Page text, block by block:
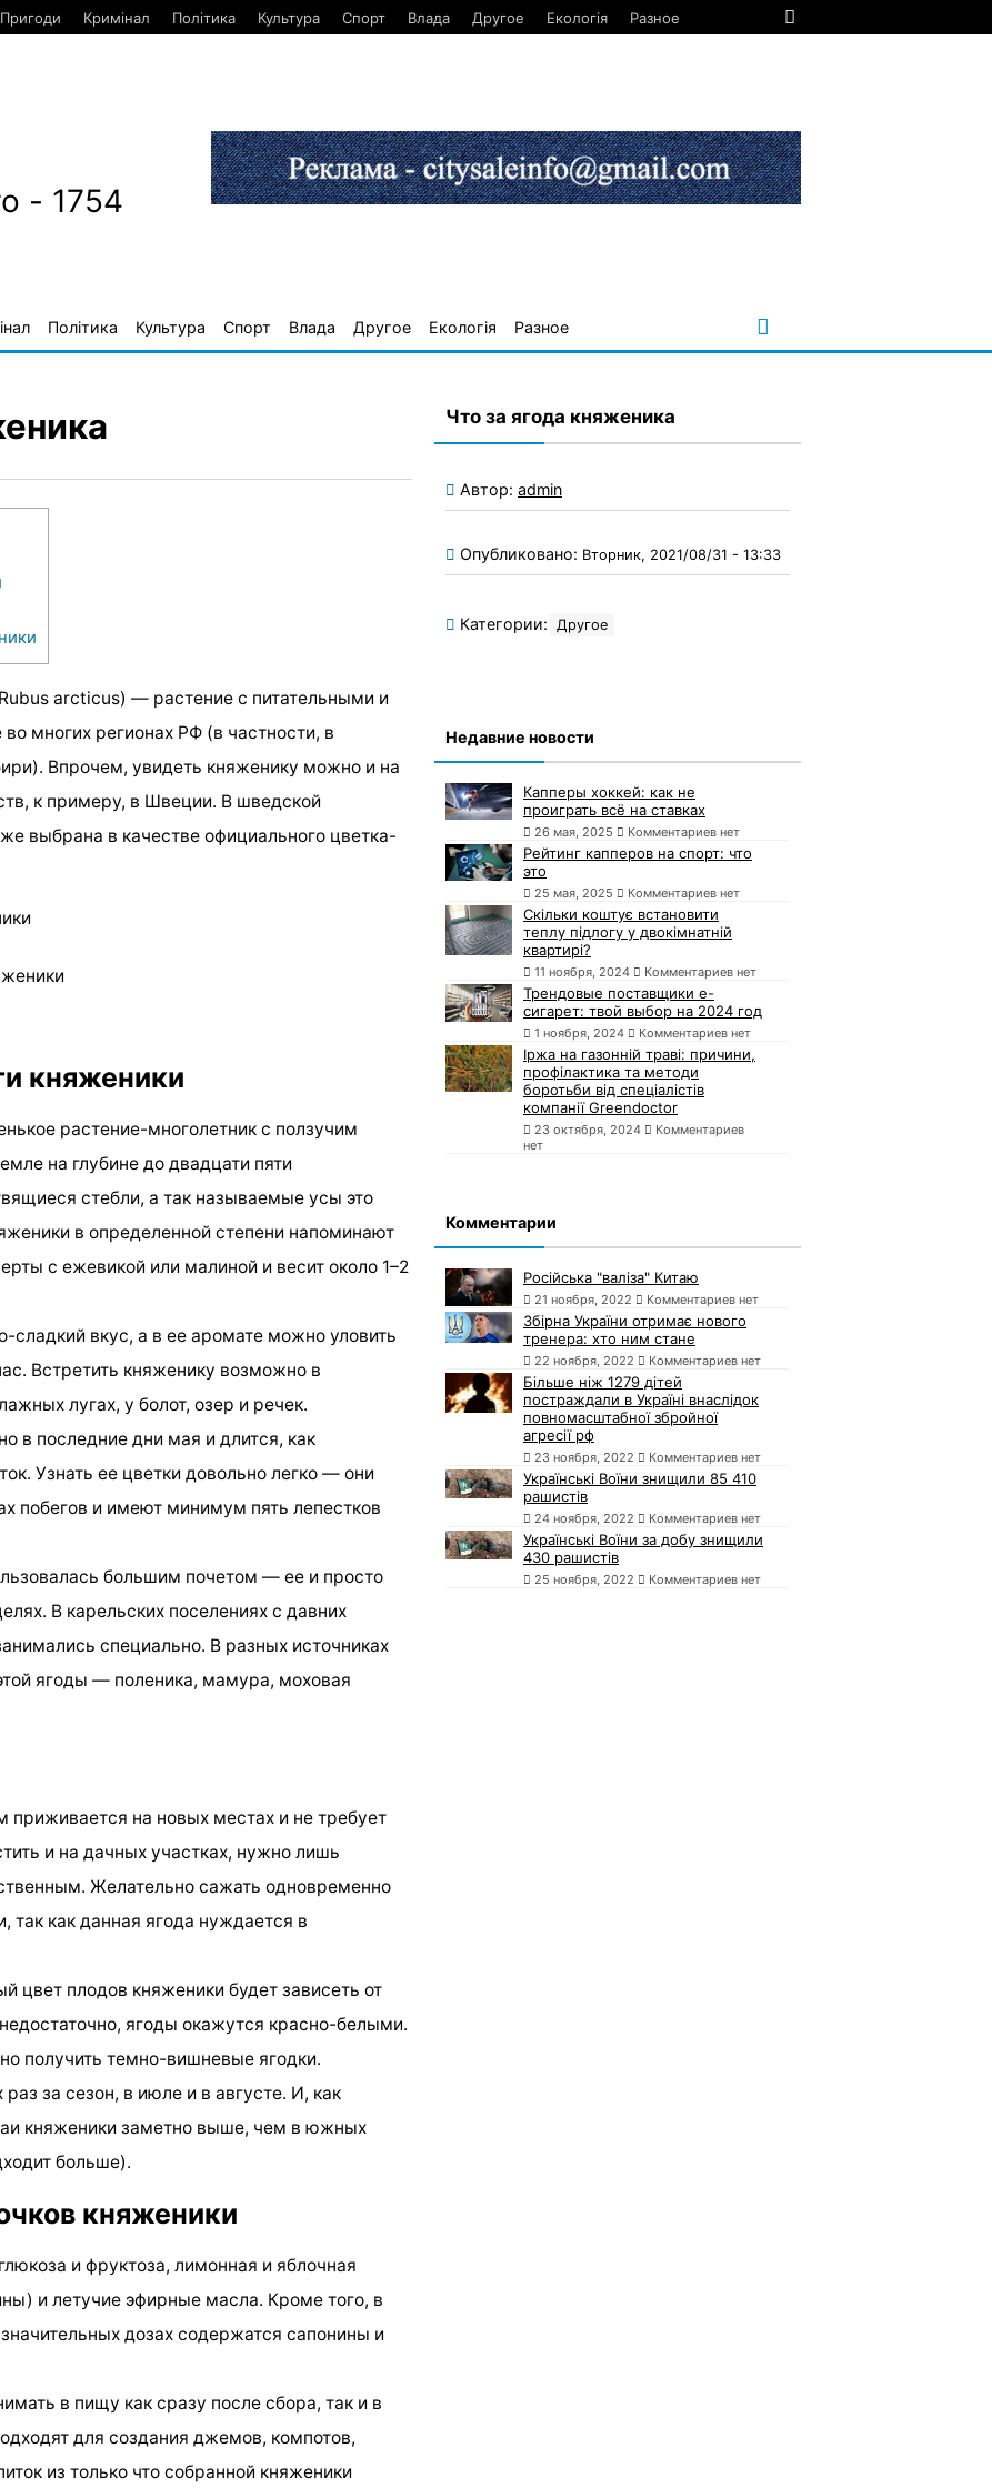
Пригоди Кримінал Політика Культура Спорт Влада Другое Екологія Разное
- 1754
Політика Культура Спорт Влада Другое Екологія Разное
arcticus) — растение с питательными и
многих регионах РФ (в частности, в
Впрочем, увидеть княженику можно и на
к примеру, в Швеции. В шведской
выбрана в качестве официального цветка-
княженики
растение-многолетник с ползучим
на глубине до двадцати пяти
стебли, а так называемые усы это
в определенной степени напоминают
с ежевикой или малиной и весит около 1–2
сладкий вкус, а в ее аромате можно уловить
Встретить княженику возможно в
лугах, у болот, озер и речек.
в последние дни мая и длится, как
Узнать ее цветки довольно легко — они
побегов и имеют минимум пять лепестков
большим почетом — ее и просто
В карельских поселениях с давних
специально. В разных источниках
ягоды — поленика, мамура, моховая
приживается на новых местах и не требует
и на дачных участках, нужно лишь
Желательно сажать одновременно
так как данная ягода нуждается в
цвет плодов княженики будет зависеть от
ягоды окажутся красно-белыми.
получить темно-вишневые ягодки.
за сезон, в июле и в августе. И, как
княженики заметно выше, чем в южных
больше).
княженики
и фруктоза, лимонная и яблочная
и летучие эфирные масла. Кроме того, в
дозах содержатся сапонины и
в пищу как сразу после сбора, так и в
для создания джемов, компотов,
из только что собранной княженики
Что за ягода княженика
Автор: admin
Опубликовано: Вторник, 2021/08/31 - 13:33
Категории: Другое
Недавние новости
Капперы хоккей: как не
проиграть всё на ставках
26 мая, 2025 Комментариев нет
Рейтинг капперов на спорт: что
это
25 мая, 2025 Комментариев нет
Скільки коштує встановити
теплу підлогу у двокімнатній
квартирі?
11 ноября, 2024 Комментариев нет
Трендовые поставщики e-
сигарет: твой выбор на 2024 год
1 ноября, 2024 Комментариев нет
Іржа на газонній траві: причини,
профілактика та методи
боротьби від спеціалістів
компанії Greendoctor
23 октября, 2024
Комментариев
нет
Комментарии
Російська "валіза" Китаю
21 ноября, 2022 Комментариев нет
Збірна України отримає нового
тренера: хто ним стане
22 ноября, 2022 Комментариев нет
Більше ніж 1279 дітей
постраждали в Україні внаслідок
повномасштабної збройної
агресії рф
23 ноября, 2022 Комментариев нет
Українські Воїни знищили 85 410
рашистів
24 ноября, 2022 Комментариев нет
Українські Воїни за добу знищили
430 рашистів
25 ноября, 2022 Комментариев нет